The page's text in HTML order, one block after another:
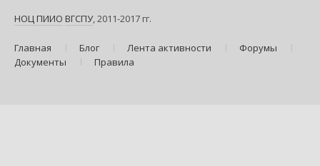
НОЦ ПИИО ВГСПУ, 2011-2017 гг.
Главная Блог Лента активности
Форумы
Документы
Правила